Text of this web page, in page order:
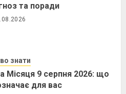
та поради
знати
Місяця 9 серпня 2026: що
для вас